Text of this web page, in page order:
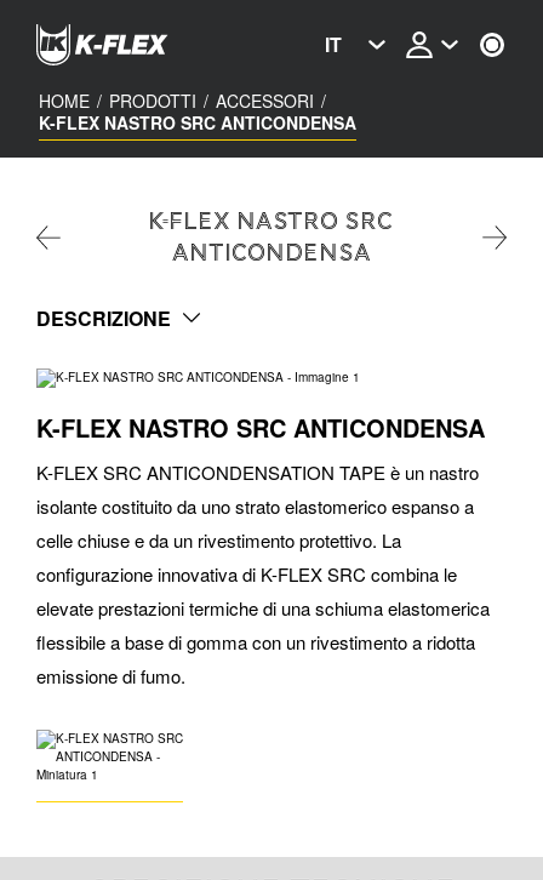
content
IT
HOME / PRODOTTI / ACCESSORI /
K-FLEX NASTRO SRC ANTICONDENSA
K-FLEX NASTRO SRC
ANTICONDENSA
DESCRIZIONE
K-FLEX NASTRO SRC ANTICONDENSA
K-FLEX SRC ANTICONDENSATION TAPE è un nastro
isolante costituito da uno strato elastomerico espanso a
celle chiuse e da un rivestimento protettivo. La
configurazione innovativa di K-FLEX SRC combina le
elevate prestazioni termiche di una schiuma elastomerica
flessibile a base di gomma con un rivestimento a ridotta
emissione di fumo.